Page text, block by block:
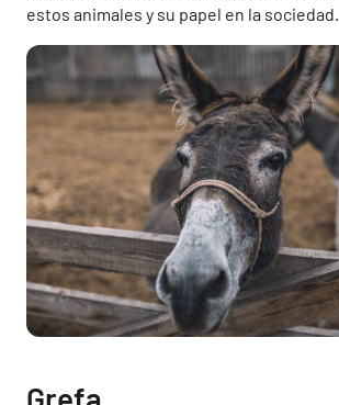
estos animales y su papel en la sociedad.